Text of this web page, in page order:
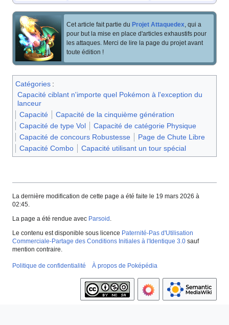
Cet article fait partie du Projet Attaquedex, qui a
pour but la mise en place d'articles exhaustifs pour
les attaques. Merci de lire la page du projet avant
toute édition !
Catégories :
Capacité ciblant n'importe quel Pokémon à l'exception du
lanceur
Capacité
Capacité de la cinquième génération
Capacité de type Vol
Capacité de catégorie Physique
Capacité de concours Robustesse
Page de Chute Libre
Capacité Combo
Capacité utilisant un tour spécial
La dernière modification de cette page a été faite le 19 mars 2026 à
02:45.
La page a été rendue avec Parsoid .
Le contenu est disponible sous licence Paternité-Pas d'Utilisation
Commerciale-Partage des Conditions Initiales à l'Identique 3.0 sauf
mention contraire.
Politique de confidentialité À propos de Poképédia